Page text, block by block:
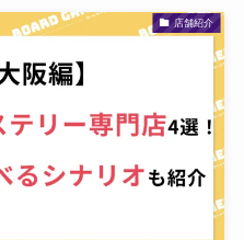
店舗紹介